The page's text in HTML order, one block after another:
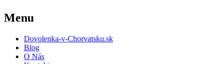
Menu
Dovolenka-v-Chorvatsku.sk
Blog
O Nás